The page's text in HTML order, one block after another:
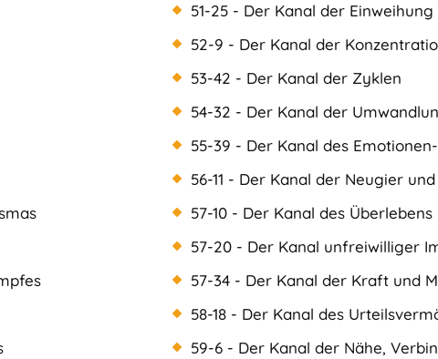
51-25 - Der Kanal der Einweihung
52-9 - Der Kanal der
53-42 - Der Kanal der Zyklen
54-32 - Der Kanal der
55-39 - Der Kanal des
56-11 - Der Kanal der Neugier
57-10 - Der Kanal des Überlebens
57-20 - Der Kanal unfreiwilliger
57-34 - Der Kanal der Kraft und
58-18 - Der Kanal des
59-6 - Der Kanal der Nähe,